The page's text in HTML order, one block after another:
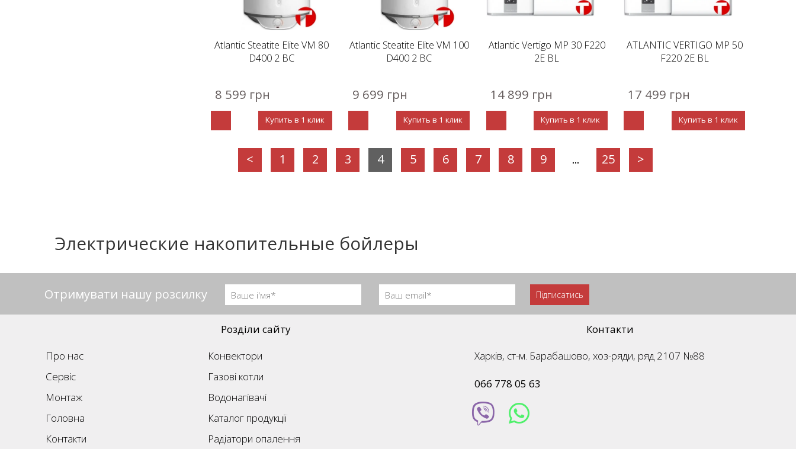
Atlantic Steatite Elite VM 80
D400 2 BC
8 599 грн
Купить в 1 клик
Atlantic Steatite Elite VM 100
D400 2 BC
9 699 грн
Купить в 1 клик
Atlantic Vertigo MP 30 F220
2E BL
14 899 грн
Купить в 1 клик
ATLANTIC VERTIGO MP 50
F220 2E BL
17 499 грн
Купить в 1 клик
< 1 2 3 4 5 6 7 8 9 ... 25 >
Электрические накопительные бойлеры
Отримувати нашу розсилку Підписатись
Розділи сайту
Про нас
Конвектори
Сервіс
Газові котли
Монтаж
Водонагівачі
Головна
Каталог продукції
Контакти
Радіатори опалення
Контакти
Харків, ст-м. Барабашово, хоз-ряди, ряд 2107 №88
066 778 05 63